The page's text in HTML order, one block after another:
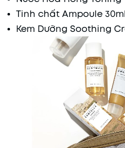
Tinh chất Ampoule 30ml
Kem Dưỡng Soothing